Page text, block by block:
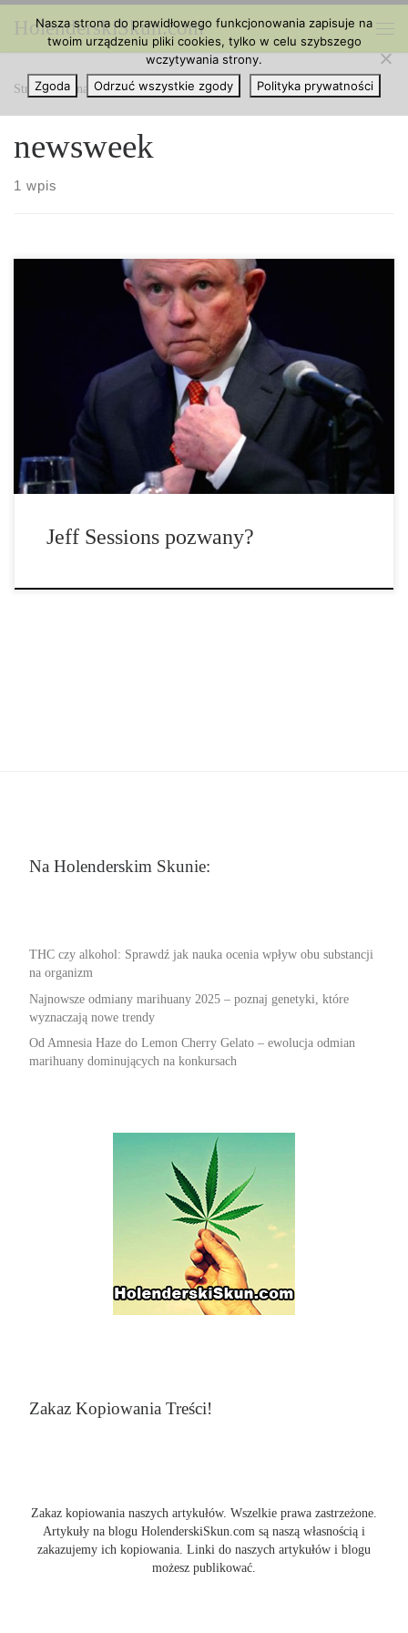
Przejdź do treści
HolenderskiSkun.com
Strona główna » newsweek
newsweek
1 wpis
Dlaczego Jeff Sessions został pozwany przez weterana wojennego
odnośnie medycznej marihuany? Jose Belen spędził młodość w
jednej z najcięższych ról wojskowych – jako żołnierz artylerii
polowej w Bagdadzie. Jego zadaniem było „znaleźć i zabić
wroga”, a śmierć była rzeczywistością, którą nauczył się
akceptować. Czternaście miesięcy wojny „wyssało” go z emocji i
uśmiechu. Patrzył jak umierają jego najlepsi przyjaciele i
codziennie […]
Jeff Sessions pozwany?
Na Holenderskim Skunie:
THC czy alkohol: Sprawdź jak nauka ocenia wpływ obu substancji
na organizm
Najnowsze odmiany marihuany 2025 – poznaj genetyki, które
wyznaczają nowe trendy
Od Amnesia Haze do Lemon Cherry Gelato – ewolucja odmian
marihuany dominujących na konkursach
Zakaz Kopiowania Treści!
Zakaz kopiowania naszych artykułów. Wszelkie prawa zastrzeżone.
Artykuły na blogu HolenderskiSkun.com są naszą własnością i
zakazujemy ich kopiowania. Linki do naszych artykułów i blogu
możesz publikować.
Nasza strona do prawidłowego funkcjonowania zapisuje na
twoim urządzeniu pliki cookies, tylko w celu szybszego
wczytywania strony.
Zgoda
Odrzuć wszystkie zgody Polityka prywatności